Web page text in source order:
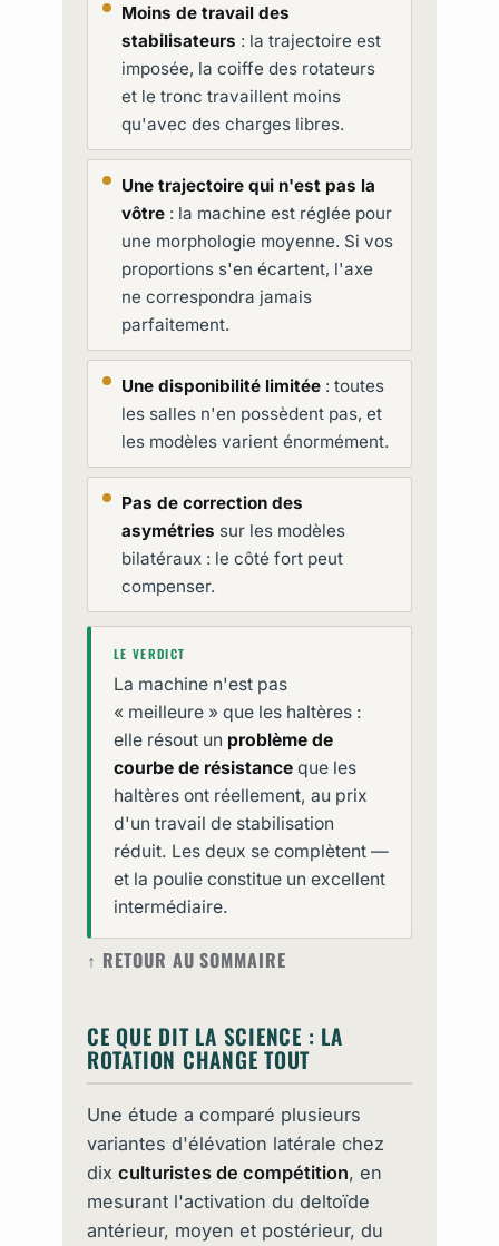
Moins de travail des
stabilisateurs : la trajectoire est
imposée, la coiffe des rotateurs
et le tronc travaillent moins
qu'avec des charges libres.
Une trajectoire qui n'est pas la
vôtre: la machine est réglée pour
une morphologie moyenne. Si vos
proportions s'en écartent, l'axe
ne correspondra jamais
parfaitement.
Une disponibilité limitée: toutes
les salles n'en possèdent pas, et
les modèles varient énormément.
Pas de correction des
asymétries sur les modèles
bilatéraux : le côté fort peut
compenser.
LE VERDICT
La machine n'est pas
« meilleure » que les haltères :
elle résout un problème de
courbe de résistanceque les
haltères ont réellement, au prix
d'un travail de stabilisation
réduit. Les deux se complètent —
et la poulie constitue un excellent
intermédiaire.
↑ RETOUR AU SOMMAIRE
CE QUE DIT LA SCIENCE : LA
ROTATION CHANGE TOUT
Une étude a comparé plusieurs
variantes d'élévation latérale chez
dix culturistes de compétition, en
mesurant l'activation du deltoïde
antérieur, moyen et postérieur, du